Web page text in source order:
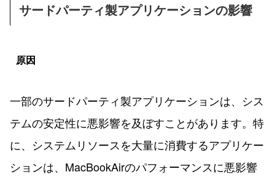
サードパーティ製アプリケーションの影響
原因
一部のサードパーティ製アプリケーションは、シス
テムの安定性に悪影響を及ぼすことがあります。特
に、システムリソースを大量に消費するアプリケー
ションは、MacBookAirのパフォーマンスに悪影響